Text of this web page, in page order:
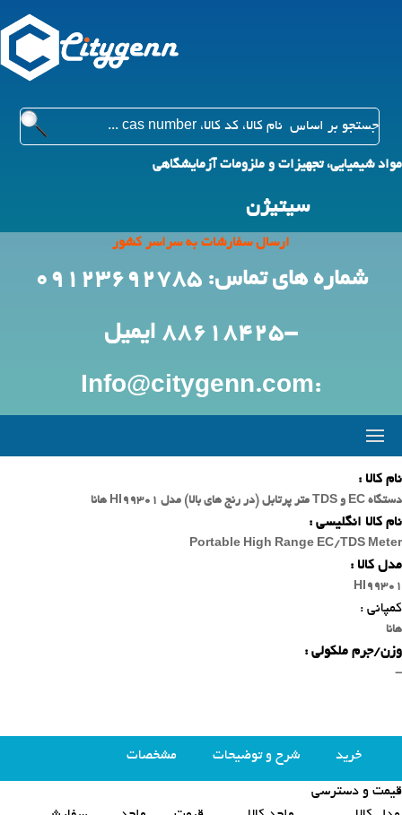
مواد شیمیایی، تجهیزات و ملزومات آزمایشگاهی
سیتیژن
ارسال سفارشات به سراسر کشور
شماره های تماس: 09123692785
-88618425 ایمیل
:Info@citygenn.com
نام کالا :
دستگاه EC و TDS متر پرتابل (در رنج های بالا) مدل HI99301 هانا
نام کالا انگلیسی :
Portable High Range EC/TDS Meter
مدل کالا :
HI99301
کمپانی :
هانا
وزن/جرم ملکولی :
-
خرید شرح و توضیحات مشخصات
محصولات مشابه
قیمت و دسترسی